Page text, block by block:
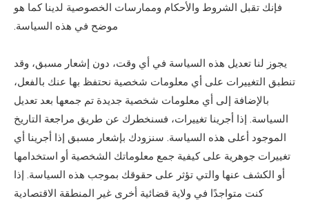
فإنك تقبل الشروط والأحكام وممارسات الخصوصية لدينا كما هو
موضح في هذه السياسة.
يجوز لنا تعديل هذه السياسة في أي وقت، دون إشعار مسبق، وقد
تنطبق التغييرات على أي معلومات شخصية نحتفظ بها عنك بالفعل،
بالإضافة إلى أي معلومات شخصية جديدة تم جمعها بعد تعديل
السياسة. إذا أجرينا تغييرات، فسنخطرك عن طريق مراجعة التاريخ
الموجود أعلى هذه السياسة. سنزودك بإشعار مسبق إذا أجرينا أي
تغييرات جوهرية على كيفية جمع معلوماتك الشخصية أو استخدامها
أو الكشف عنها والتي تؤثر على حقوقك بموجب هذه السياسة. إذا
كنت متواجدًا في ولاية قضائية أخرى غير المنطقة الاقتصادية